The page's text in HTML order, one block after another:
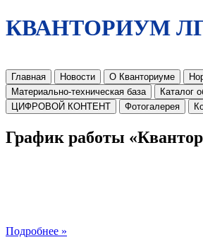
КВАНТОРИУМ
Главная Новости О Кванториуме
Материально-техническая база
Каталог
ЦИФРОВОЙ КОНТЕНТ
Фотогалерея
График работы
Подробнее »